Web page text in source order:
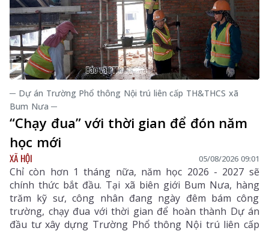
─ Dự án Trường Phổ thông Nội trú liên cấp TH&THCS xã
Bum Nưa ─
“Chạy đua” với thời gian để đón năm
học mới
XÃ HỘI 05/08/2026 09:01
Chỉ còn hơn 1 tháng nữa, năm học 2026 - 2027 sẽ
chính thức bắt đầu. Tại xã biên giới Bum Nưa, hàng
trăm kỹ sư, công nhân đang ngày đêm bám công
trường, chạy đua với thời gian để hoàn thành Dự án
đầu tư xây dựng Trường Phổ thông Nội trú liên cấp